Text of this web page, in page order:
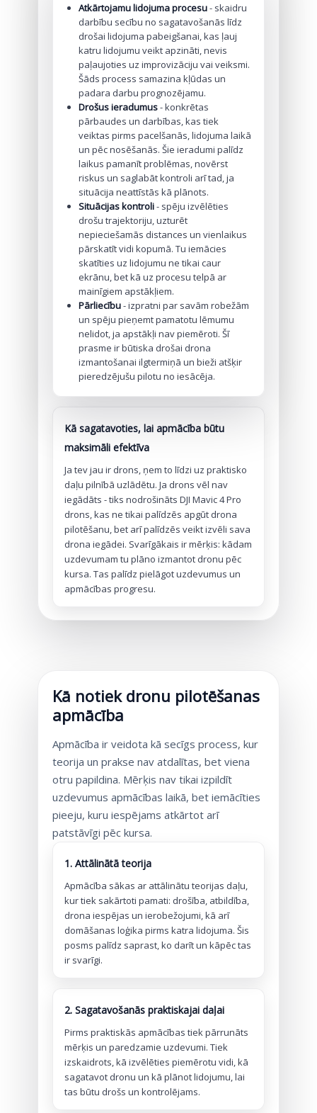
Atkārtojamu lidojuma procesu- skaidru
darbību secību no sagatavošanās līdz
drošai lidojuma pabeigšanai, kas ļauj
katru lidojumu veikt apzināti, nevis
paļaujoties uz improvizāciju vai veiksmi.
Šāds process samazina kļūdas un
padara darbu prognozējamu.
Drošus ieradumus- konkrētas
pārbaudes un darbības, kas tiek
veiktas pirms pacelšanās, lidojuma laikā
un pēc nosēšanās. Šie ieradumi palīdz
laikus pamanīt problēmas, novērst
riskus un saglabāt kontroli arī tad, ja
situācija neattīstās kā plānots.
Situācijas kontroli- spēju izvēlēties
drošu trajektoriju, uzturēt
nepieciešamās distances un vienlaikus
pārskatīt vidi kopumā. Tu iemācies
skatīties uz lidojumu ne tikai caur
ekrānu, bet kā uz procesu telpā ar
mainīgiem apstākļiem.
Pārliecību- izpratni par savām robežām
un spēju pieņemt pamatotu lēmumu
nelidot, ja apstākļi nav piemēroti. Šī
prasme ir būtiska drošai drona
izmantošanai ilgtermiņā un bieži atšķir
pieredzējušu pilotu no iesācēja.
Kā sagatavoties, lai apmācība būtu
maksimāli efektīva
Ja tev jau ir drons, ņem to līdzi uz praktisko
daļu pilnībā uzlādētu. Ja drons vēl nav
iegādāts - tiks nodrošināts DJI Mavic 4 Pro
drons, kas ne tikai palīdzēs apgūt drona
pilotēšanu, bet arī palīdzēs veikt izvēli sava
drona iegādei. Svarīgākais ir mērķis: kādam
uzdevumam tu plāno izmantot dronu pēc
kursa. Tas palīdz pielāgot uzdevumus un
apmācības progresu.
Kā notiek dronu pilotēšanas
apmācība
Apmācība ir veidota kā secīgs process, kur
teorija un prakse nav atdalītas, bet viena
otru papildina. Mērķis nav tikai izpildīt
uzdevumus apmācības laikā, bet iemācīties
pieeju, kuru iespējams atkārtot arī
patstāvīgi pēc kursa.
1. Attālinātā teorija
Apmācība sākas ar attālinātu teorijas daļu,
kur tiek sakārtoti pamati: drošība, atbildība,
drona iespējas un ierobežojumi, kā arī
domāšanas loģika pirms katra lidojuma. Šis
posms palīdz saprast, ko darīt un kāpēc tas
ir svarīgi.
2. Sagatavošanās praktiskajai daļai
Pirms praktiskās apmācības tiek pārrunāts
mērķis un paredzamie uzdevumi. Tiek
izskaidrots, kā izvēlēties piemērotu vidi, kā
sagatavot dronu un kā plānot lidojumu, lai
tas būtu drošs un kontrolējams.